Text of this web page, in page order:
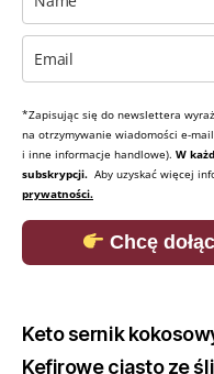
*Zapisując się do newslettera
na otrzymywanie wiadomości e-
i inne informacje handlowe). W
subskrypcji. Aby uzyskać więcej
prywatności.
Chcę
Keto sernik
Kefirowe ciasto ze